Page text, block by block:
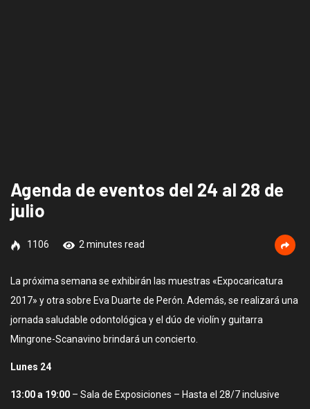
Agenda de eventos del 24 al 28 de
julio
1106 2 minutes read
La próxima semana se exhibirán las muestras «Expocaricatura
2017» y otra sobre Eva Duarte de Perón. Además, se realizará una
jornada saludable odontológica y el dúo de violín y guitarra
Mingrone-Scanavino brindará un concierto.
Lunes 24
13:00 a 19:00 – Sala de Exposiciones – Hasta el 28/7 inclusive